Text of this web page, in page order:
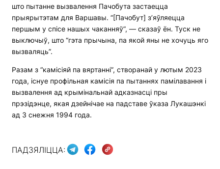
што пытанне вызвалення Пачобута застаецца
прыярытэтам для Варшавы. “[Пачобут] з’яўляецца
першым у спісе нашых чаканняў”, — сказаў ён. Туск не
выключыў, што “гэта прычына, па якой яны не хочуць яго
вызваляць”.
Разам з “камісіяй па вяртанні”, створанай у лютым 2023
года, існуе профільная камісія па пытаннях памілавання і
вызвалення ад крымінальнай адказнасці пры
прэзідэнце, якая дзейнічае на падставе ўказа Лукашэнкі
ад 3 снежня 1994 года.
ПАДЗЯЛІЦЦА: